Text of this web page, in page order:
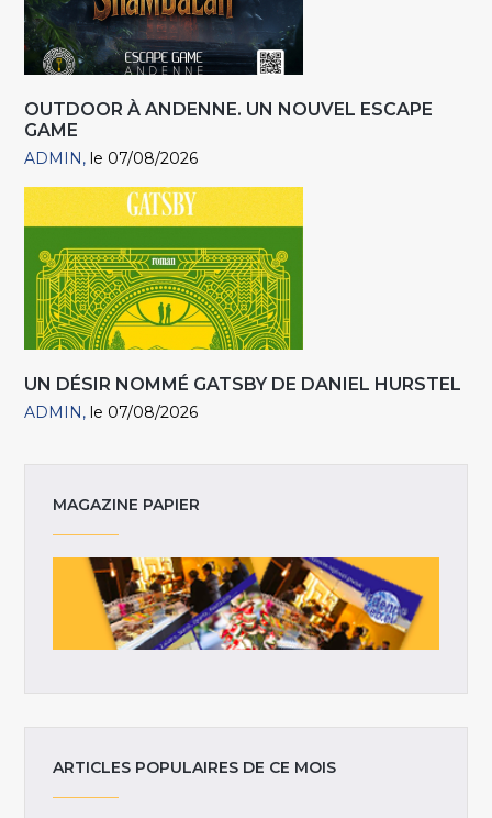
OUTDOOR À ANDENNE. UN NOUVEL ESCAPE
GAME
ADMIN le 07/08/2026
UN DÉSIR NOMMÉ GATSBY DE DANIEL HURSTEL
ADMIN le 07/08/2026
MAGAZINE PAPIER
ARTICLES POPULAIRES DE CE MOIS